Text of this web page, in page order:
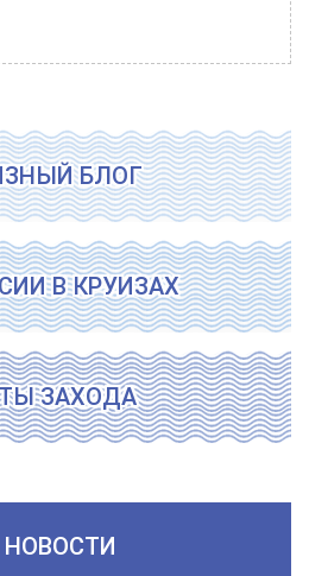
БЛОГ
В КРУИЗАХ
ЗАХОДА